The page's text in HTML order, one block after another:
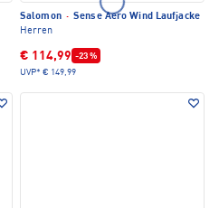
Salomon · Sense Aero Wind Laufjacke
Herren
€ 114,99 -23 %
UVP* € 149,99